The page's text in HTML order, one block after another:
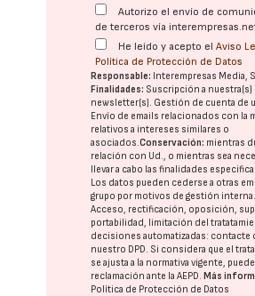
Autorizo el envío de
de terceros vía
He leído y acepto elAviso
Política de Protección de Datos
Responsable: Interempresas Media,
Finalidades: Suscripción a nuestra(s)
newsletter(s). Gestión de cuenta de
Envío de emails relacionados con la
relativos a intereses similares o
asociados.Conservación: mientras
relación con Ud., o mientras sea
llevar a cabo las finalidades
Los datos pueden cederse a otras
grupo por motivos de gestión
Acceso, rectificación, oposición,
portabilidad, limitación del
decisiones automatizadas: contacte
nuestro DPD. Si considera que el
se ajusta a la normativa vigente,
reclamación ante laAEPD.Más
Política de Protección de Datos